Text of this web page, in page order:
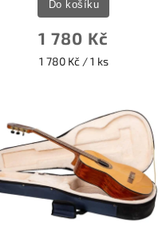
1 780 Kč
1 780 Kč / 1 ks
Do košíku